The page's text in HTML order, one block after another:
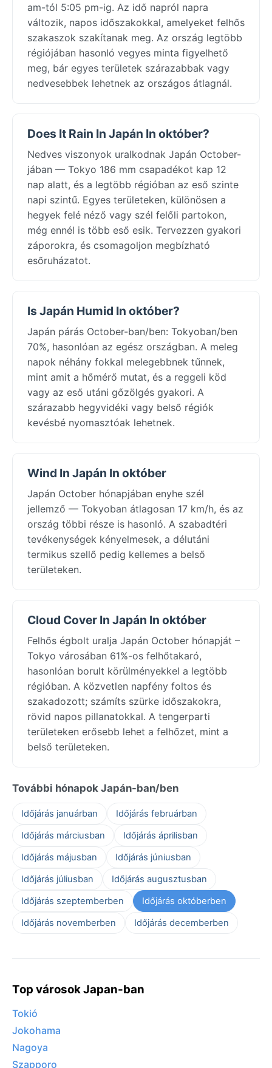
am-tól 5:05 pm-ig. Az idő napról napra
változik, napos időszakokkal, amelyeket felhős
szakaszok szakítanak meg. Az ország legtöbb
régiójában hasonló vegyes minta figyelhető
meg, bár egyes területek szárazabbak vagy
nedvesebbek lehetnek az országos átlagnál.
Does It Rain In Japán In október?
Nedves viszonyok uralkodnak Japán October-
jában — Tokyo 186 mm csapadékot kap 12
nap alatt, és a legtöbb régióban az eső szinte
napi szintű. Egyes területeken, különösen a
hegyek felé néző vagy szél felőli partokon,
még ennél is több eső esik. Tervezzen gyakori
záporokra, és csomagoljon megbízható
esőruházatot.
Is Japán Humid In október?
Japán párás October-ban/ben: Tokyoban/ben
70%, hasonlóan az egész országban. A meleg
napok néhány fokkal melegebbnek tűnnek,
mint amit a hőmérő mutat, és a reggeli köd
vagy az eső utáni gőzölgés gyakori. A
szárazabb hegyvidéki vagy belső régiók
kevésbé nyomasztóak lehetnek.
Wind In Japán In október
Japán October hónapjában enyhe szél
jellemző — Tokyoban átlagosan 17 km/h, és az
ország többi része is hasonló. A szabadtéri
tevékenységek kényelmesek, a délutáni
termikus szellő pedig kellemes a belső
területeken.
Cloud Cover In Japán In október
Felhős égbolt uralja Japán October hónapját –
Tokyo városában 61%-os felhőtakaró,
hasonlóan borult körülményekkel a legtöbb
régióban. A közvetlen napfény foltos és
szakadozott; számíts szürke időszakokra,
rövid napos pillanatokkal. A tengerparti
területeken erősebb lehet a felhőzet, mint a
belső területeken.
További hónapok Japán-ban/ben
Időjárás januárban
Időjárás februárban
Időjárás márciusban
Időjárás áprilisban
Időjárás májusban
Időjárás júniusban
Időjárás júliusban
Időjárás augusztusban
Időjárás szeptemberben
Időjárás októberben
Időjárás novemberben
Időjárás decemberben
Top városok Japan-ban
Tokió
Jokohama
Nagoya
Szapporo